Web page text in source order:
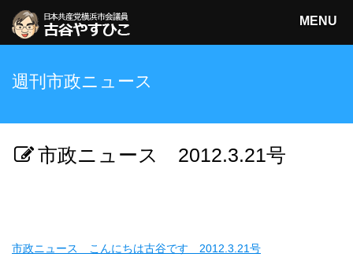
MENU
古谷やすひこ
週刊市政ニュース
市政ニュース 2012.3.21号
市政ニュース こんにちは古谷です 2012.3.21号